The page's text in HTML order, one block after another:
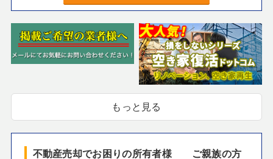
もっと見る
不動産売却でお困りの所有者様 ご親族の方